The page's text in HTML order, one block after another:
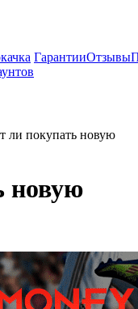
ГарантииОтзывы
ли покупать новую
новую